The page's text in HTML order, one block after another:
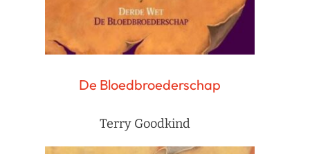
De Bloedbroederschap
Terry Goodkind